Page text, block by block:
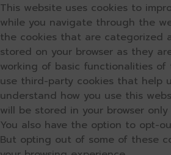
This website uses cookies to
while you navigate through the
the cookies that are categorized
stored on your browser as they
working of basic functionalities of
use third-party cookies that help
understand how you use this
will be stored in your browser
You also have the option to opt-
But opting out of some of these